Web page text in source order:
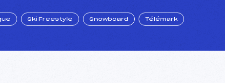
Ski Freestyle Snowboard Télémark